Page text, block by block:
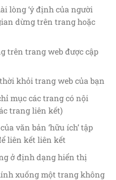
lòng ‘ý định của người
dừng trên trang hoặc
trên trang web được cập
khỏi trang web của bạn
mục các trang có nội
trang liên kết)
văn bản ‘hữu ích’ tập
liên kết liên kết
ở định dạng hiển thị
xuống một trang không